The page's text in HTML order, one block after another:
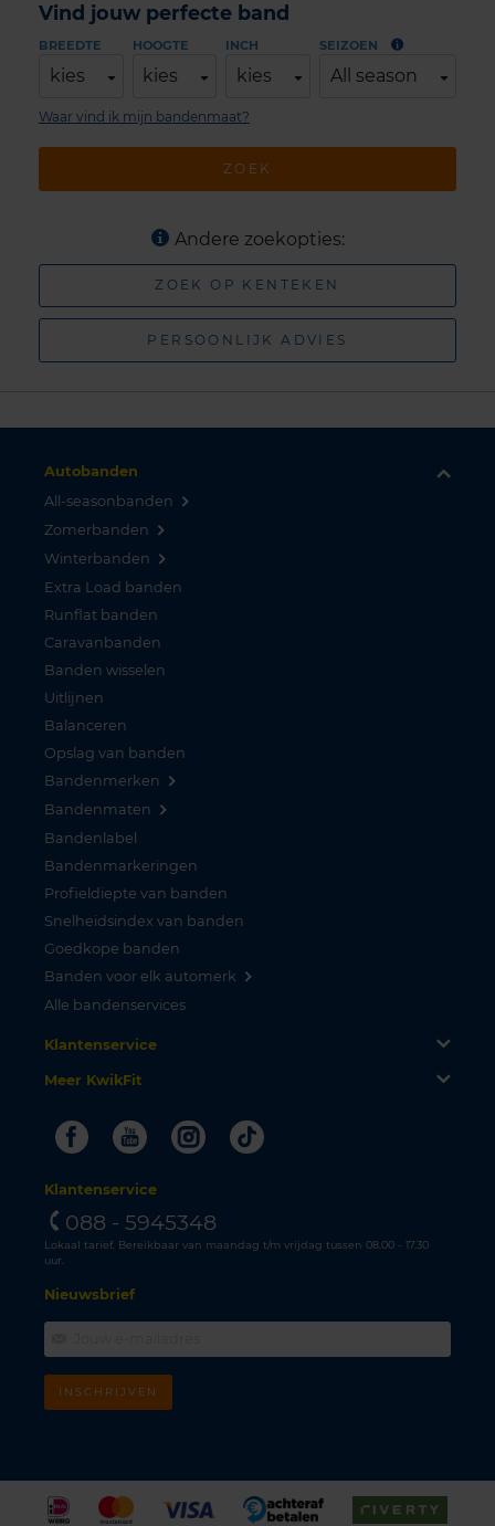
Vind jouw perfecte band
BREEDTE
kies
HOOGTE
kies
INCH
kies
SEIZOEN
All season
ZOEK
Waar vind ik mijn bandenmaat?
Andere zoekopties:
ZOEK OP KENTEKEN
PERSOONLIJK ADVIES
Autobanden
All-seasonbanden
Zomerbanden
Winterbanden
Extra Load banden
Runflat banden
Caravanbanden
Banden wisselen
Uitlijnen
Balanceren
Opslag van banden
Bandenmerken
Bandenmaten
Bandenlabel
Bandenmarkeringen
Profieldiepte van banden
Snelheidsindex van banden
Goedkope banden
Banden voor elk automerk
Alle bandenservices
Klantenservice
Meer KwikFit
FacebookYoutubeInstagram
Tiktok
Klantenservice
088 - 5945348
Lokaal tarief. Bereikbaar van maandag t/m vrijdag tussen 08.00 - 17.30
uur.
Nieuwsbrief
INSCHRIJVEN